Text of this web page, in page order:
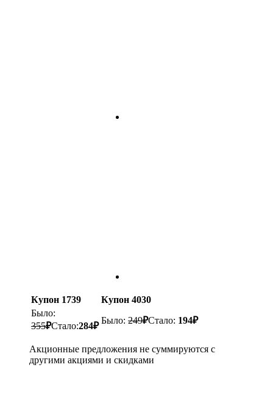
Купон 1739
Купон 4030
Было:
355₽Стало:284₽
Было: 249₽Стало: 194₽
Акционные предложения не суммируются с
другими акциями и скидками